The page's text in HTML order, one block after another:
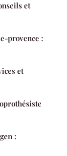
et
provence :
et
: